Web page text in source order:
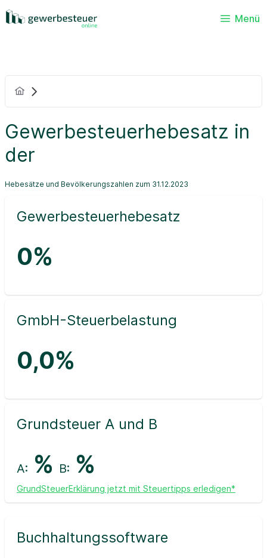
Menü
Gewerbesteuerhebesatz in
der
Hebesätze und Bevölkerungszahlen zum 31.12.2023
Gewerbesteuerhebesatz
0%
GmbH-Steuerbelastung
0,0%
Grundsteuer A und B
A: % B: %
GrundSteuerErklärung jetzt mit Steuertipps erledigen*
Buchhaltungssoftware